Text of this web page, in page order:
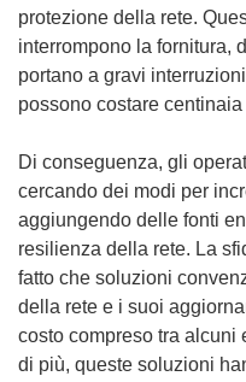
protezione della rete.
interrompono la fornitura,
portano a gravi
possono costare
Di conseguenza, gli
cercando dei modi per
aggiungendo delle fonti
resilienza della rete. La
fatto che soluzioni
della rete e i suoi
costo compreso tra alcuni
di più, queste soluzioni